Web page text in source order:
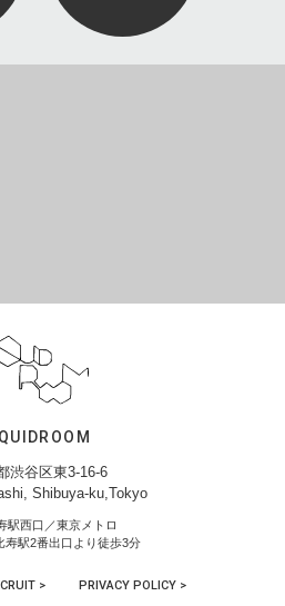
渋谷区東3-16-6
Shibuya-ku,Tokyo
駅西口／東京メトロ
寿駅2番出口より徒歩3分
> PRIVACY POLICY >